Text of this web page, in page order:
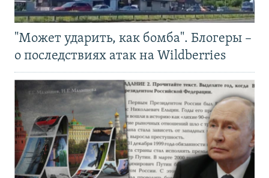
"Может ударить, как бомба". Блогеры –
о последствиях атак на Wildberries